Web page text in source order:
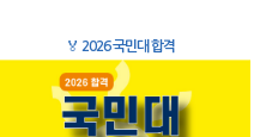
🏅 2026 국민대 합격